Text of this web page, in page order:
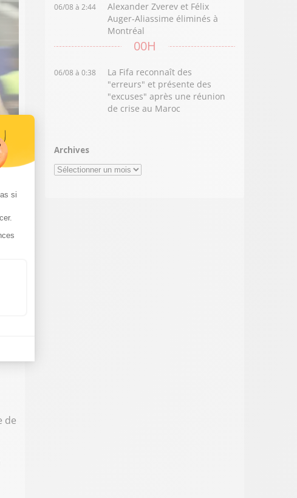
de
06/08 à 2:44
Alexander Zverev et Félix
Auger-Aliassime éliminés à
Montréal
00H
06/08 à 0:38
La Fifa reconnaît des
"erreurs" et présente des
"excuses" après une réunion
de crise au Maroc
Archives
Archives